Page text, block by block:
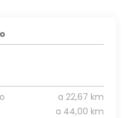
a 22,67 km
a 44,00 km